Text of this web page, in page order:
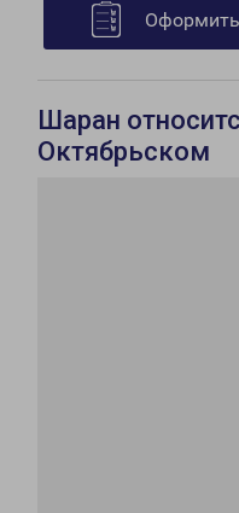
Шаран
Октябрьском